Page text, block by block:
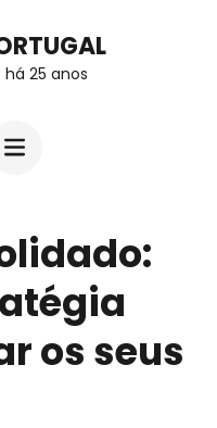
25 anos
os seus